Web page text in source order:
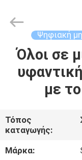
ΑΡΧΙΚΉ
ΣΕΛΊΔΑ
ΒΊΝΤΕΟ
Supplier
Rights
Reserved.
Ψηφιακή
Όλοι σε
με
Τόπος
καταγωγής:
Μάρκα: